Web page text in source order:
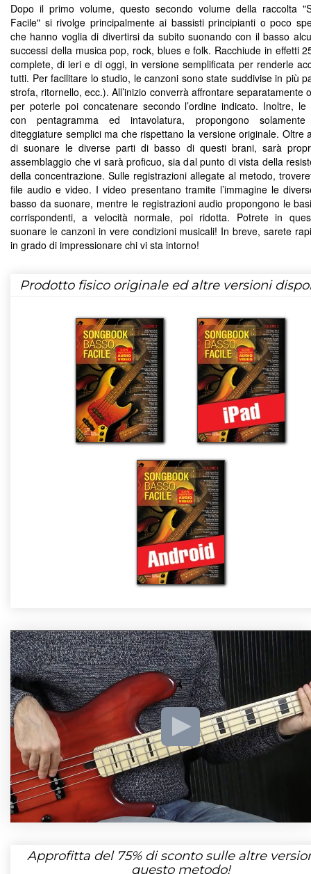
Dopo il primo volume, questo secondo volume della raccolta
Facile" si rivolge principalmente ai bassisti principianti o poco
che hanno voglia di divertirsi da subito suonando con il basso
successi della musica pop, rock, blues e folk. Racchiude in effetti
complete, di ieri e di oggi, in versione semplificata per renderle
tutti. Per facilitare lo studio, le canzoni sono state suddivise in più
strofa, ritornello, ecc.). All’inizio converrà affrontare separatamente
per poterle poi concatenare secondo l’ordine indicato. Inoltre, le
con pentagramma ed intavolatura, propongono
diteggiature semplici ma che rispettano la versione originale. Oltre
di suonare le diverse parti di basso di questi brani, sarà
assemblaggio che vi sarà proficuo, sia dal punto di vista della
della concentrazione. Sulle registrazioni allegate al metodo,
file audio e video. I video presentano tramite l’immagine le
basso da suonare, mentre le registrazioni audio propongono le
corrispondenti, a velocità normale, poi ridotta. Potrete in
suonare le canzoni in vere condizioni musicali! In breve, sarete
in grado di impressionare chi vi sta intorno!
Prodotto fisico originale ed altre versioni
Approfitta del 75%di sconto sulle altre
questo metodo!